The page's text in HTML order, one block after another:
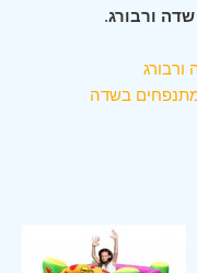
ורבורג.
בשדה